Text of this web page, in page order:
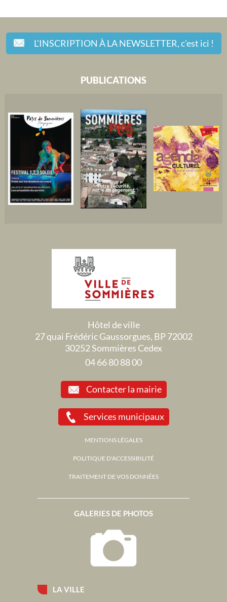
L'INSCRIPTION À LA NEWSLETTER,c'est ici !
LA VILLE
GALERIES DE PHOTOS
PUBLICATIONS
Hôtel de ville
27 quai Frédéric Gaussorgues, BP 72002
30252 Sommières Cedex
04 66 80 88 00
Contacter la mairie
Services municipaux
MENTIONS LÉGALES
POLITIQUE D'ACCESSIBILITÉ
TRAITEMENT DE VOS DONNÉES